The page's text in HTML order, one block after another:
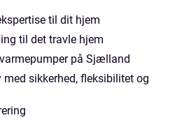
til dit hjem
til det travle hjem
på Sjælland
sikkerhed, fleksibilitet og